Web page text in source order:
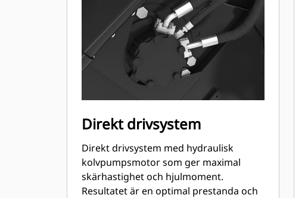
Direkt drivsystem
Direkt drivsystem med hydraulisk
kolvpumpsmotor som ger maximal
skärhastighet och hjulmoment.
Resultatet är en optimal prestanda och